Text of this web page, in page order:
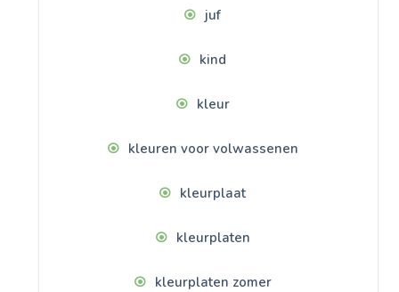
juf
kind
kleur
kleuren voor volwassenen
kleurplaat
kleurplaten
kleurplaten zomer